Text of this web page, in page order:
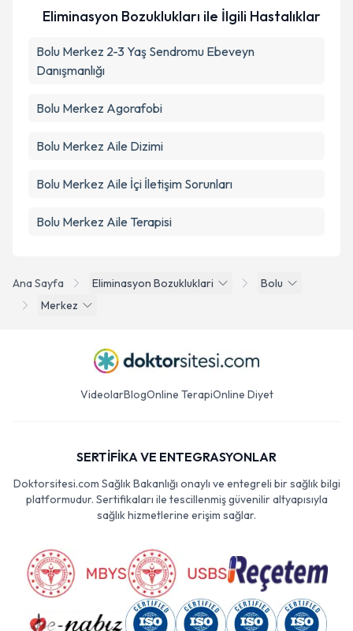
Ana Sayfa Eliminasyon Bozukluklari
Bolu
Merkez
Eliminasyon Bozuklukları ile İlgili Hastalıklar
Bolu Merkez 2-3 Yaş Sendromu Ebeveyn
Danışmanlığı
Bolu Merkez Agorafobi
Bolu Merkez Aile Dizimi
Bolu Merkez Aile İçi İletişim Sorunları
Bolu Merkez Aile Terapisi
VideolarBlogOnline TerapiOnline Diyet
SERTİFİKA VE ENTEGRASYONLAR
Doktorsitesi.com Sağlık Bakanlığı onaylı ve entegreli bir sağlık bilgi
platformudur. Sertifikaları ile tescillenmiş güvenilir altyapısıyla
sağlık hizmetlerine erişim sağlar.